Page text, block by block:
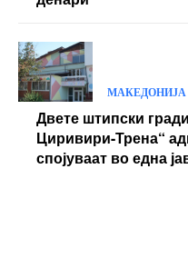
МАКЕДОНИЈА
Двете штипски
Циривири-Трена“
спојуваат во една